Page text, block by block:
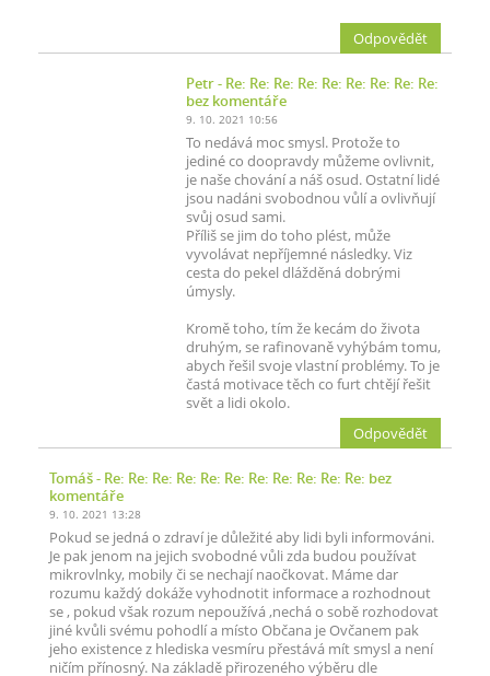
Odpovědět
Petr- Re: Re: Re: Re: Re: Re: Re: Re: Re:
bez komentáře
9. 10. 2021 10:56
To nedává moc smysl. Protože to
jediné co doopravdy můžeme ovlivnit,
je naše chování a náš osud. Ostatní lidé
jsou nadáni svobodnou vůlí a ovlivňují
svůj osud sami.
Příliš se jim do toho plést, může
vyvolávat nepříjemné následky. Viz
cesta do pekel dlážděná dobrými
úmysly.
Kromě toho, tím že kecám do života
druhým, se rafinovaně vyhýbám tomu,
abych řešil svoje vlastní problémy. To je
častá motivace těch co furt chtějí řešit
svět a lidi okolo.
Odpovědět
Tomáš- Re: Re: Re: Re: Re: Re: Re: Re: Re: Re: Re: bez
komentáře
9. 10. 2021 13:28
Pokud se jedná o zdraví je důležité aby lidi byli informováni.
Je pak jenom na jejich svobodné vůli zda budou používat
mikrovlnky, mobily či se nechají naočkovat. Máme dar
rozumu každý dokáže vyhodnotit informace a rozhodnout
se , pokud však rozum nepoužívá ,nechá o sobě rozhodovat
jiné kvůli svému pohodlí a místo Občana je Ovčanem pak
jeho existence z hlediska vesmíru přestává mít smysl a není
ničím přínosný. Na základě přirozeného výběru dle